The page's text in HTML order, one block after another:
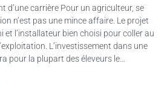
d’une carrière Pour un agriculteur, se
n’est pas une mince affaire. Le projet
et l’installateur bien choisi pour coller au
L’investissement dans une
pour la plupart des éleveurs le…